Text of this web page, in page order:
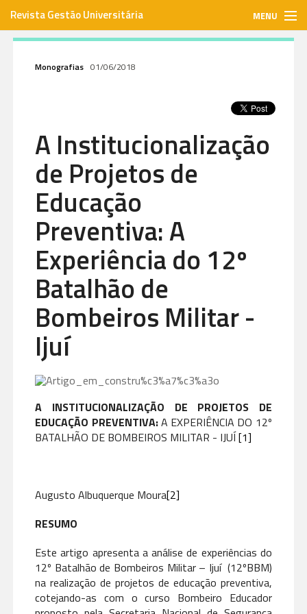
Revista Gestão Universitária MENU
Envie seu artigo
Assinar
Contato
Monografias 01/06/2018
A Institucionalização
de Projetos de
Educação
Preventiva: A
Experiência do 12º
Batalhão de
Bombeiros Militar -
Ijuí
A INSTITUCIONALIZAÇÃO DE PROJETOS DE
EDUCAÇÃO PREVENTIVA:A EXPERIÊNCIA DO 12º
BATALHÃO DE BOMBEIROS MILITAR - IJUÍ[1]
Augusto Albuquerque Moura[2]
RESUMO
Este artigo apresenta a análise de experiências do
12º Batalhão de Bombeiros Militar – Ijuí (12ºBBM)
na realização de projetos de educação preventiva,
cotejando-as com o curso Bombeiro Educador